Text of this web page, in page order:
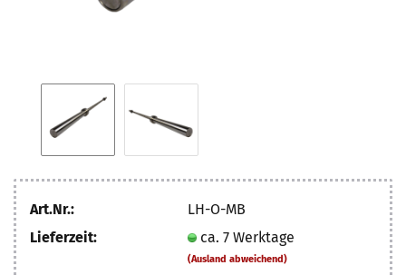
Art.Nr.:
LH-O-MB
Lieferzeit:
ca. 7 Werktage
(Ausland abweichend)